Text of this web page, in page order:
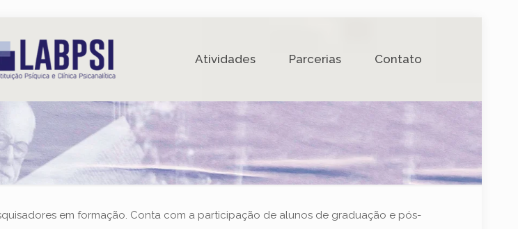
Atividades Parcerias Contato
em formação. Conta com a participação de alunos de graduação e pós-